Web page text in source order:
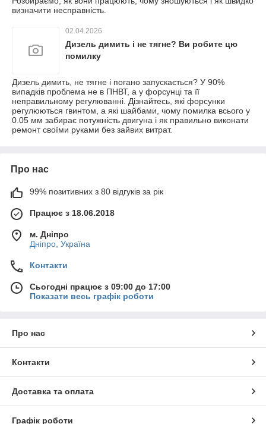
визначити несправність.
02.04.2026
Дизель димить і не тягне? Ви робите цю
помилку
Дизель димить, не тягне і погано запускається? У 90%
випадків проблема не в ПНВТ, а у форсунці та її
неправильному регулюванні. Дізнайтесь, які форсунки
регулюються гвинтом, а які шайбами, чому помилка всього у
0.05 мм забирає потужність двигуна і як правильно виконати
ремонт своїми руками без зайвих витрат.
Про нас
99% позитивних з 80 відгуків за рік
Працює з 18.06.2018
м. Дніпро
Дніпро, Україна
Контакти
Сьогодні працює з 09:00 до 17:00
Показати весь графік роботи
Про нас
Контакти
Доставка та оплата
Графік роботи